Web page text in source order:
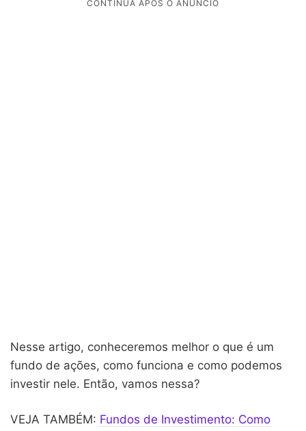
Nesse artigo, conheceremos melhor o que é um
fundo de ações, como funciona e como podemos
investir nele. Então, vamos nessa?
VEJA TAMBÉM: Fundos de Investimento: Como